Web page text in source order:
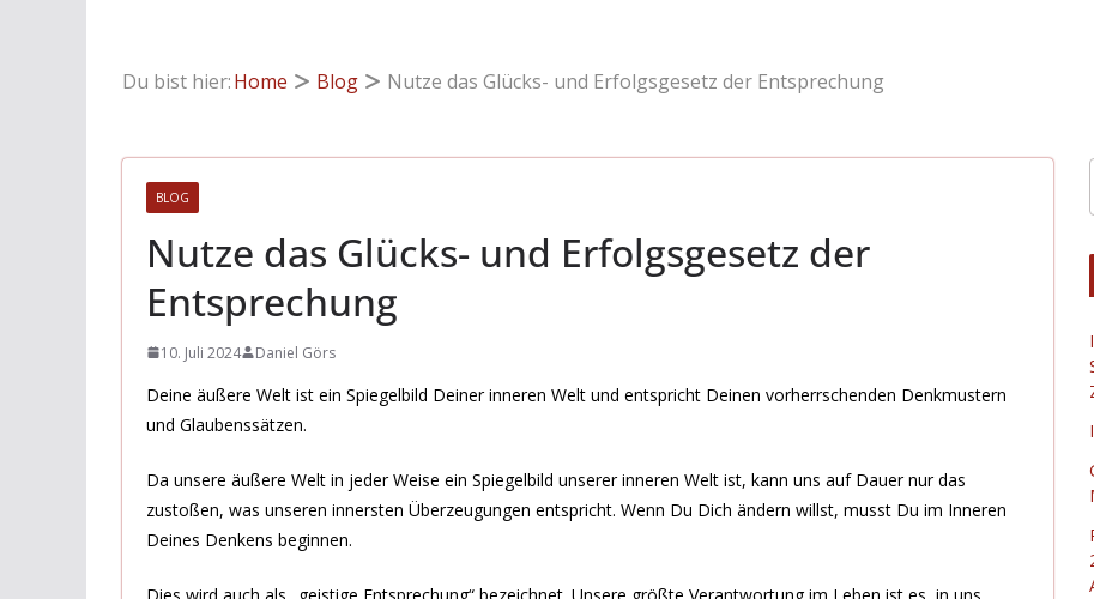
Du bist hier:Home Blog Nutze das Glücks- und Erfolgsgesetz der Entsprechung
BLOG
Nutze das Glücks- und Erfolgsgesetz der
Entsprechung
10. Juli 2024 Daniel Görs
Deine äußere Welt ist ein Spiegelbild Deiner inneren Welt und entspricht Deinen vorherrschenden Denkmustern
und Glaubenssätzen.
Da unsere äußere Welt in jeder Weise ein Spiegelbild unserer inneren Welt ist, kann uns auf Dauer nur das
zustoßen, was unseren innersten Überzeugungen entspricht. Wenn Du Dich ändern willst, musst Du im Inneren
Deines Denkens beginnen.
Dies wird auch als „geistige Entsprechung“ bezeichnet. Unsere größte Verantwortung im Leben ist es, in uns